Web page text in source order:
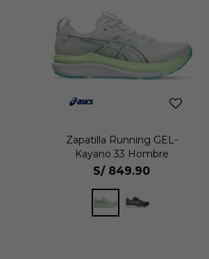
Zapatilla Running GEL-
Kayano 33 Hombre
S/ 849.90